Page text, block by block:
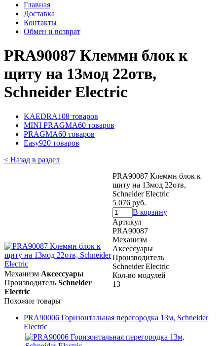
Главная
Доставка
Контакты
Обмен и возврат
PRA90087 Клеммн блок к
щиту на 13мод 22отв,
Schneider Electric
KAEDRA108 товаров
MINI PRAGMA60 товаров
PRAGMA60 товаров
Easy920 товаров
< Назад в раздел
PRA90087 Клеммн блок к
щиту на 13мод 22отв,
Schneider Electric
5 076 руб.
В корзину
Артикул
PRA90087
Механизм
Аксессуары
Производитель
Schneider Electric
Кол-во модулей
13
Механизм Аксессуары
Производитель Schneider
Electric
Похожие товары
PRA90006 Горизонтальная перегородка 13м, Schneider
Electric